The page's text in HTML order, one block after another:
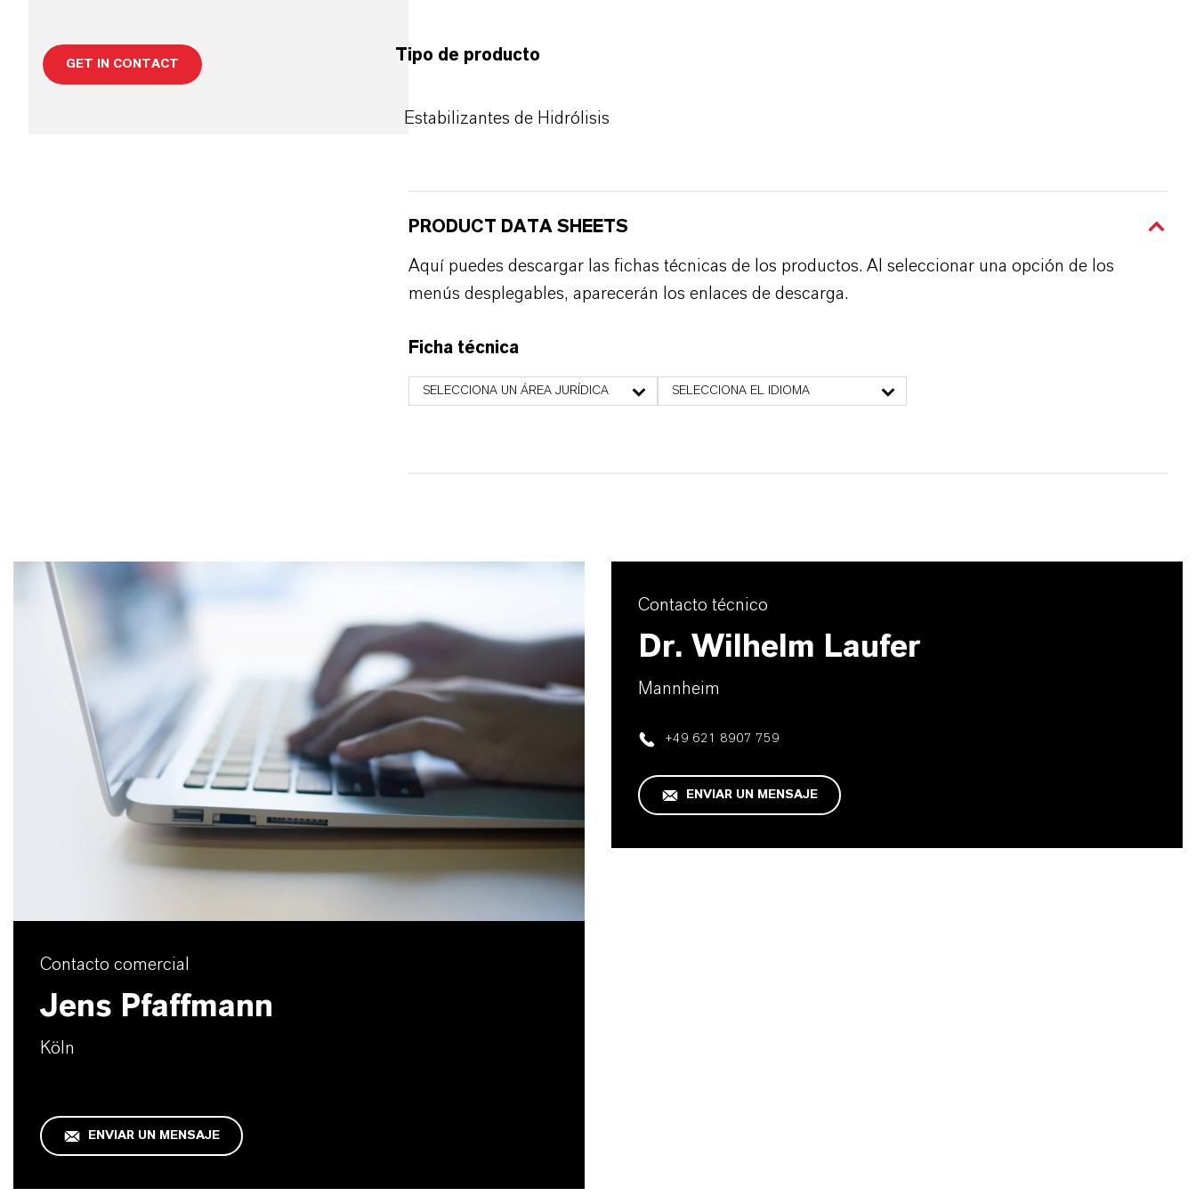
GET IN CONTACT Tipo de producto
Estabilizantes de Hidrólisis
PRODUCT DATA SHEETS
Aquí puedes descargar las fichas técnicas de los productos. Al seleccionar una opción de los
menús desplegables, aparecerán los enlaces de descarga.
Ficha técnica
SELECCIONA UN ÁREA JURÍDICA SELECCIONA EL IDIOMA
Contacto comercial
Jens Pfaffmann
Köln
ENVIAR UN MENSAJE
Contacto técnico
Dr. Wilhelm Laufer
Mannheim
+49 621 8907 759
ENVIAR UN MENSAJE